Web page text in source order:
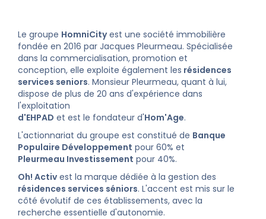
Le groupe HomniCityest une société immobilière
fondée en 2016 par Jacques Pleurmeau. Spécialisée
dans la commercialisation, promotion et
conception, elle exploite également les résidences
services seniors. Monsieur Pleurmeau, quant à lui,
dispose de plus de 20 ans d'expérience dans
l'exploitation
d'EHPAD et est le fondateur d'Hom'Age.
L'actionnariat du groupe est constitué de Banque
Populaire Développement pour 60% et
Pleurmeau Investissement pour 40%.
Oh! Activ est la marque dédiée à la gestion des
résidences services séniors. L'accent est mis sur le
côté évolutif de ces établissements, avec la
recherche essentielle d'autonomie.